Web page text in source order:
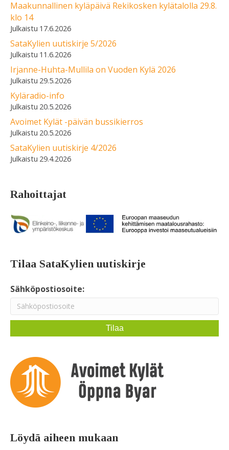
Maakunnallinen kyläpäivä Rekikosken kylätalolla 29.8.
klo 14
17.6.2026
SataKylien uutiskirje 5/2026
11.6.2026
Irjanne-Huhta-Mullila on Vuoden Kylä 2026
29.5.2026
Kyläradio-info
20.5.2026
Avoimet Kylät -päivän bussikierros
20.5.2026
SataKylien uutiskirje 4/2026
29.4.2026
Rahoittajat
Tilaa SataKylien uutiskirje
Sähköpostiosoite:
Löydä aiheen mukaan